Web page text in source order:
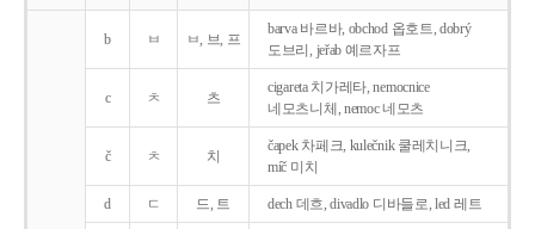
b ㅂ ㅂ, 브, 프
barva 바르바, obchod 옵호트, dobrý
도브리, jeřab 예르자프
c ㅊ 츠
cigareta 치가레타, nemocnice
네모츠니체, nemoc 네모츠
č ㅊ 치
čapek 차페크, kulečnik 쿨레치니크,
míč 미치
d ㄷ 드, 트 dech 데흐, divadlo 디바들로, led 레트